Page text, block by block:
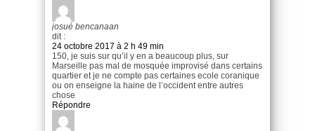
josué bencanaan
dit :
24 octobre 2017 à 2 h 49 min
150, je suis sur qu’il y en a beaucoup plus, sur
Marseille pas mal de mosquée improvisé dans certains
quartier et je ne compte pas certaines ecole coranique
ou on enseigne la haine de l’occident entre autres
chose
Répondre